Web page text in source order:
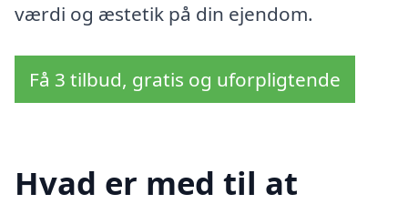
værdi og æstetik på din ejendom.
Få 3 tilbud, gratis og uforpligtende
Hvad er med til at